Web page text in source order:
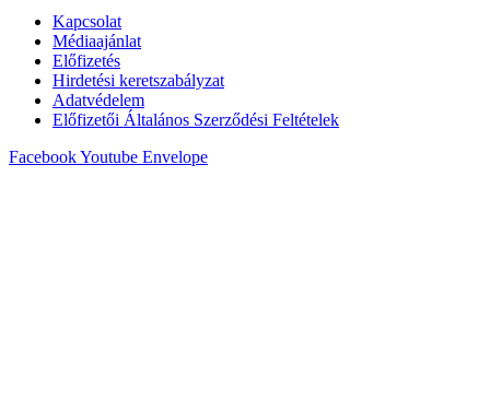
Kapcsolat
Médiaajánlat
Előfizetés
Hirdetési keretszabályzat
Adatvédelem
Előfizetői Általános Szerződési Feltételek
FacebookYoutube Envelope